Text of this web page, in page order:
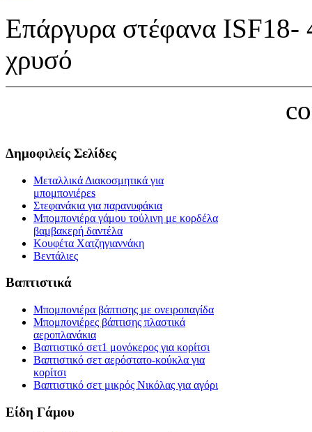
Επάργυρα στέφανα ISF18-
χρυσό
Δημοφιλείς Σελίδες
Μεταλλικά Διακοσμητικά για
μπομπονιέρεs
Στεφανάκια για παρανυφάκια
Μπομπονιέρα γάμου τούλινη με κορδέλα
βαμβακερή δαντέλα
Κουφέτα Χατζηγιαννάκη
Βεντάλιες
Βαπτιστικά
Μπομπονιέρα βάπτισης με ονειροπαγίδα
Μπομπονιέρες βάπτισης πλαστικά
αεροπλανάκια
Βαπτιστικό σετ1 μονόκερος για κορίτσι
Βαπτιστικό σετ αερόστατο-κούκλα για
κορίτσι
Βαπτιστικό σετ μικρός Νικόλας για αγόρι
Είδη Γάμου